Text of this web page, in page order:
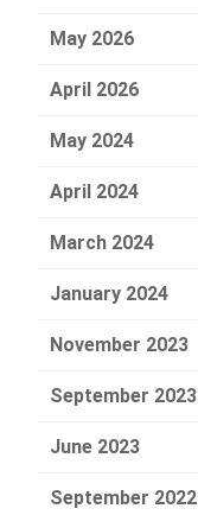
May 2026
April 2026
May 2024
April 2024
March 2024
January 2024
November 2023
September 2023
June 2023
September 2022